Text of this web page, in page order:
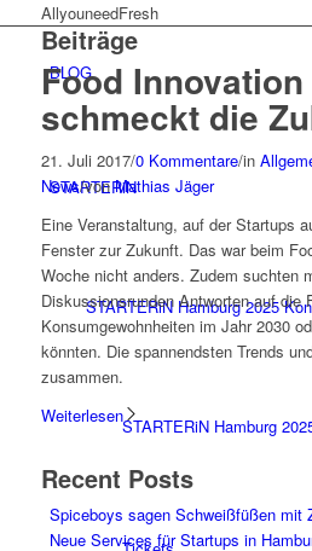
BLOG
STARTERiN
STARTERiN Hamburg 2025
STARTERiN Hamburg
AllyouneedFresh
Beiträge
Food
schmeckt die
21. Juli 2017/0 Kommentare/in
News/vonMathias Jäger
Eine Veranstaltung, auf der Startups
Fenster zur Zukunft. Das war beim
Woche nicht anders. Zudem suchten
Diskussionsrunden Antworten auf die
Konsumgewohnheiten im Jahr 2030
könnten. Die spannendsten Trends
zusammen.
Weiterlesen
Recent Posts
Spiceboys sagen Schweißfüßen mit
Neue Services für Startups in